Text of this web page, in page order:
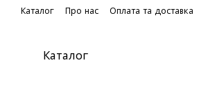
Перейти до основного контенту
Каталог Про нас Оплата та доставка
Каталог